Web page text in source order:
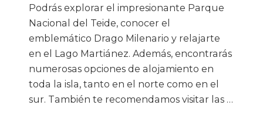
Podrás explorar el impresionante Parque
Nacional del Teide, conocer el
emblemático Drago Milenario y relajarte
en el Lago Martiánez. Además, encontrarás
numerosas opciones de alojamiento en
toda la isla, tanto en el norte como en el
sur. También te recomendamos visitar las …